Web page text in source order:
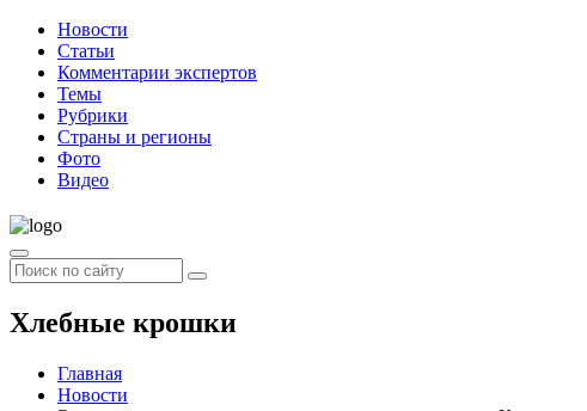
Новости
Статьи
Комментарии экспертов
Темы
Рубрики
Страны и регионы
Фото
Видео
Хлебные крошки
Главная
Новости